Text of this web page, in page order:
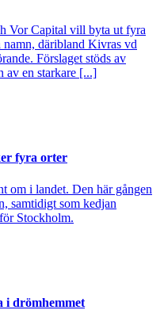
Vor Capital vill byta ut fyra
namn, däribland Kivras vd
Förslaget stöds av
av en starkare [...]
fyra orter
om i landet. Den här gången
samtidigt som kedjan
Stockholm.
i drömhemmet